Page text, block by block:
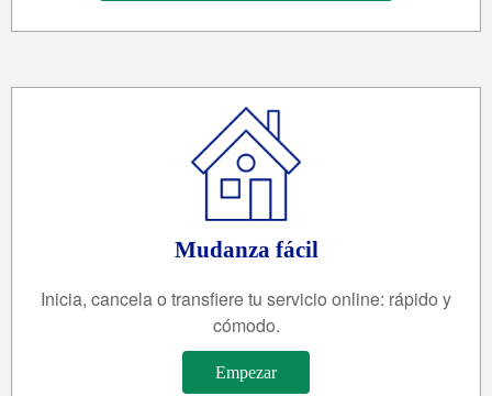
Mudanza fácil
Inicia, cancela o transfiere tu servicio online: rápido y
cómodo.
Empezar